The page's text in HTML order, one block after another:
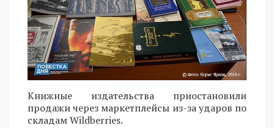
Книжные издательства приостановили
продажи через маркетплейсы из-за ударов по
складам Wildberries.